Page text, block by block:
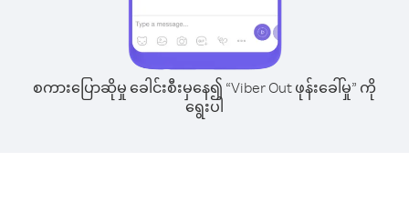
စကားပြောဆိုမှု ခေါင်းစီးမှနေ၍ “Viber Out ဖုန်းခေါ်မှု” ကို
ရွေးပါ